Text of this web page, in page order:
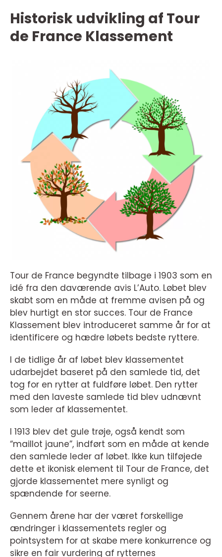
Historisk udvikling af Tour
de France Klassement
Tour de France begyndte tilbage i 1903 som en
idé fra den daværende avis L’Auto. Løbet blev
skabt som en måde at fremme avisen på og
blev hurtigt en stor succes. Tour de France
Klassement blev introduceret samme år for at
identificere og hædre løbets bedste ryttere.
I de tidlige år af løbet blev klassementet
udarbejdet baseret på den samlede tid, det
tog for en rytter at fuldføre løbet. Den rytter
med den laveste samlede tid blev udnævnt
som leder af klassementet.
I 1913 blev det gule trøje, også kendt som
“maillot jaune”, indført som en måde at kende
den samlede leder af løbet. Ikke kun tilføjede
dette et ikonisk element til Tour de France, det
gjorde klassementet mere synligt og
spændende for seerne.
Gennem årene har der været forskellige
ændringer i klassementets regler og
pointsystem for at skabe mere konkurrence og
sikre en fair vurdering af rytternes